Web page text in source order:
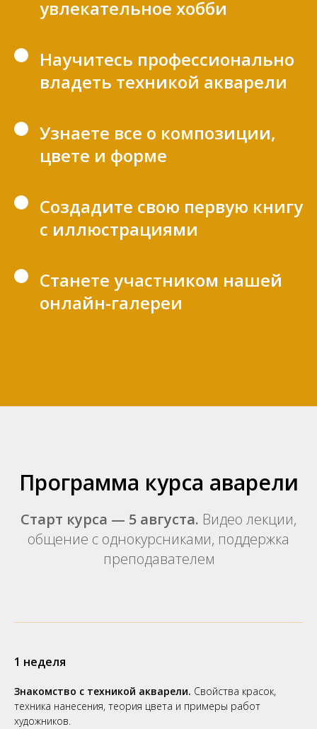
увлекательное хобби
Научитесь профессионально
владеть техникой акварели
Узнаете все о композиции,
цвете и форме
Создадите свою первую книгу
с иллюстрациями
Станете участником нашей
онлайн-галереи
Программа курса аварели
Старт курса — 5 августа. Видео лекции,
общение с однокурсниками, поддержка
преподавателем
1 неделя
Знакомство с техникой акварели. Свойства красок,
техника нанесения, теория цвета и примеры работ
художников.